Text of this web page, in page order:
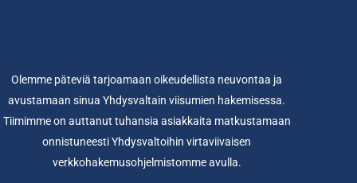
Olemme päteviä tarjoamaan oikeudellista neuvontaa ja
avustamaan sinua Yhdysvaltain viisumien hakemisessa.
Tiimimme on auttanut tuhansia asiakkaita matkustamaan
onnistuneesti Yhdysvaltoihin virtaviivaisen
verkkohakemusohjelmistomme avulla.